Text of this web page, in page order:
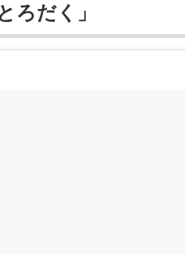
ろだく」